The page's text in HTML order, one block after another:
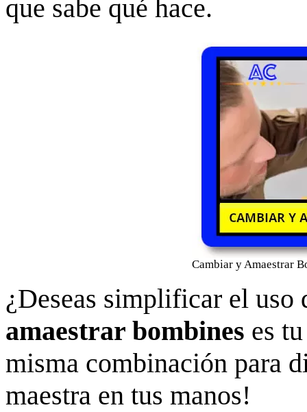
que sabe qué hace.
Cambiar y Amaestrar
¿Deseas simplificar el uso
amaestrar bombines es
misma combinación para
maestra en tus manos!